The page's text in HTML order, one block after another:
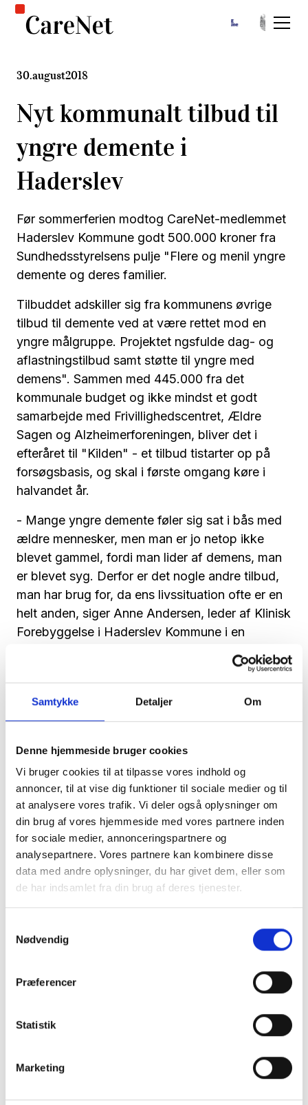
Samtykke Detaljer Om
Denne hjemmeside bruger cookies
Vi bruger cookies til at tilpasse vores indhold og
annoncer, til at vise dig funktioner til sociale medier og til
at analysere vores trafik. Vi deler også oplysninger om
din brug af vores hjemmeside med vores partnere inden
for sociale medier, annonceringspartnere og
analysepartnere. Vores partnere kan kombinere disse
data med andre oplysninger, du har givet dem, eller som
de har indsamlet fra din brug af deres tjenester.
Nødvendig
Præferencer
Statistik
Marketing
30.august2018
Nyt kommunalt tilbud til
yngre demente i
Haderslev
Før sommerferien modtog CareNet-medlemmet
Haderslev Kommune godt 500.000 kroner fra
Sundhedsstyrelsens pulje "Flere og menil yngre
demente og deres familier.
Tilbuddet adskiller sig fra kommunens øvrige
tilbud til demente ved at være rettet mod en
yngre målgruppe. Projektet ngsfulde dag- og
aflastningstilbud samt støtte til yngre med
demens". Sammen med 445.000 fra det
kommunale budget og ikke mindst et godt
samarbejde med Frivillighedscentret, Ældre
Sagen og Alzheimerforeningen, bliver det i
efteråret til "Kilden" - et tilbud tistarter op på
forsøgsbasis, og skal i første omgang køre i
halvandet år.
- Mange yngre demente føler sig sat i bås med
ældre mennesker, men man er jo netop ikke
blevet gammel, fordi man lider af demens, man
er blevet syg. Derfor er det nogle andre tilbud,
man har brug for, da ens livssituation ofte er en
helt anden, siger Anne Andersen, leder af Klinisk
Forebyggelse i Haderslev Kommune i en
Læs mere her
Kilde: JydskeVestkysten
Tilmeld dig vores nyhedsbrev